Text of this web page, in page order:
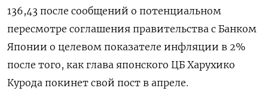
136,43 после сообщений о потенциальном
пересмотре соглашения правительства с Банком
Японии о целевом показателе инфляции в 2%
после того, как глава японского ЦБ Харухико
Курода покинет свой пост в апреле.